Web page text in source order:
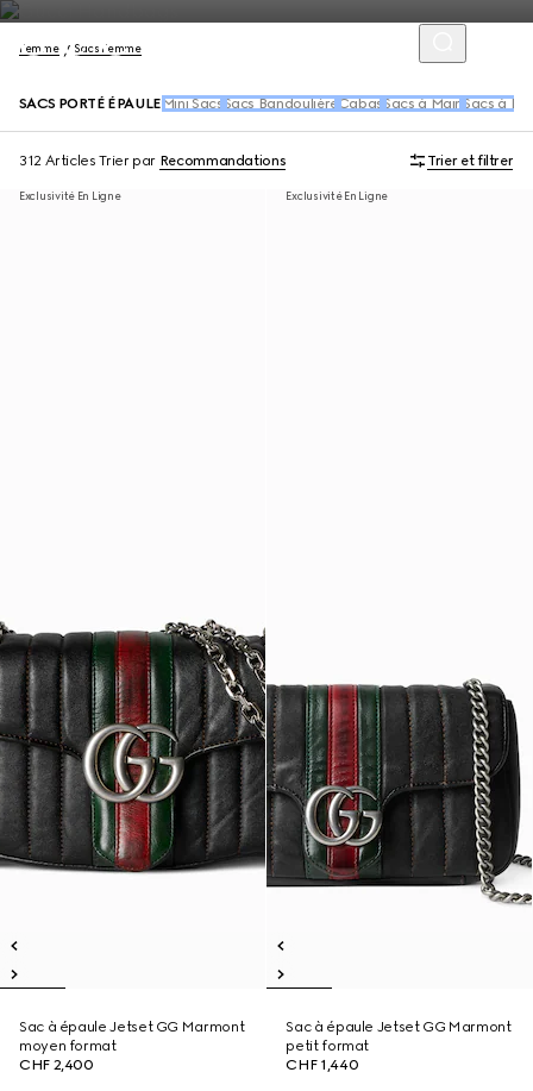
Femme Sacs Femme
SACS PORTÉ ÉPAULE Mini Sacs Sacs Bandoulière Cabas Sacs à Main Sacs à
312 Articles Trier par Recommandations Trier et filtrer
Exclusivité En Ligne
Sac à épaule Jetset GG Marmont
moyen format
CHF 2,400
Exclusivité En Ligne
Sac à épaule Jetset GG Marmont
petit format
CHF 1,440